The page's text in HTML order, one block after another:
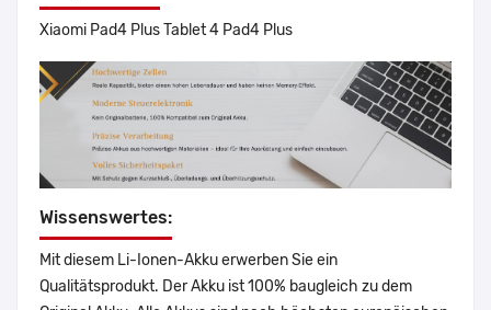
Xiaomi Pad4 Plus Tablet 4 Pad4 Plus
Wissenswertes:
Mit diesem Li-Ionen-Akku erwerben Sie ein
Qualitätsprodukt. Der Akku ist 100% baugleich zu dem